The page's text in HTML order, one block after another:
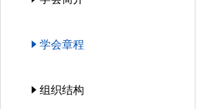
学会章程
组织结构